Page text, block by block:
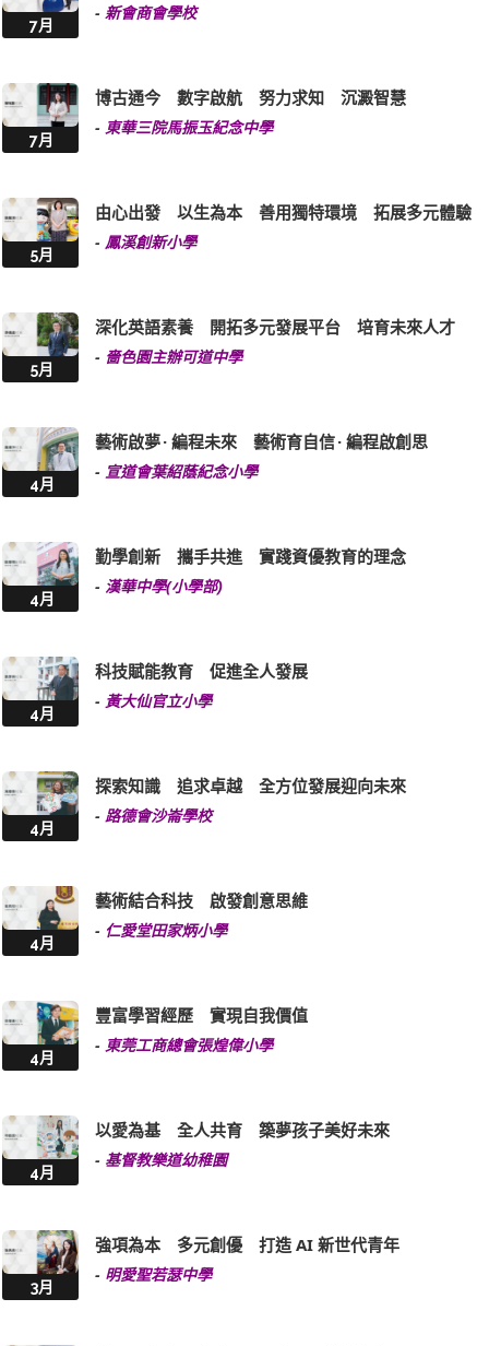
7月
- 新會商會學校
7月
博古通今 數字啟航 努力求知 沉澱智慧
- 東華三院馬振玉紀念中學
5月
由心出發 以生為本 善用獨特環境 拓展多元體驗
- 鳳溪創新小學
5月
深化英語素養 開拓多元發展平台 培育未來人才
- 嗇色園主辦可道中學
4月
藝術啟夢 · 編程未來 藝術育自信 · 編程啟創思
- 宣道會葉紹蔭紀念小學
4月
勤學創新 攜手共進 實踐資優教育的理念
- 漢華中學(小學部)
4月
科技賦能教育 促進全人發展
- 黃大仙官立小學
4月
探索知識 追求卓越 全方位發展迎向未來
- 路德會沙崙學校
4月
藝術結合科技 啟發創意思維
- 仁愛堂田家炳小學
4月
豐富學習經歷 實現自我價值
- 東莞工商總會張煌偉小學
4月
以愛為基 全人共育 築夢孩子美好未來
- 基督教樂道幼稚園
3月
強項為本 多元創優 打造 AI 新世代青年
- 明愛聖若瑟中學